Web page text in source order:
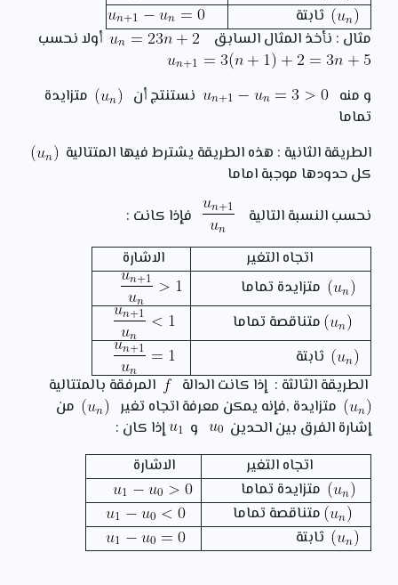
ثابتة
مثال : نأخذ المثال السابق
أولا نحسب
و منه نستنتج أن
متزايدة
تماما
الطريقة الثانية : هذه الطريقة يشترط فيها المتتالية
كل حدودها موجبة اماما
نحسب النسبة التالية
فإذا كانت :
اتجاه التغير
الاشارة
متزايدة تماما
متناقصة تماما
ثابتة
الطريقة الثالثة : إذا كانت الدالة
المرفقة بالمتتالية
متزايدة ,فإنه يمكن معرفة اتجاه تغير
من
إشارة الفرق بين الحدين
و
إذا كان :
اتجاه التغير
الاشارة
متزايدة تماما
متناقصة تماما
ثابتة